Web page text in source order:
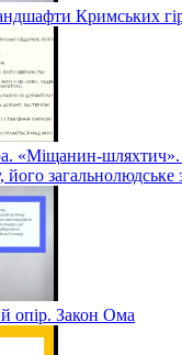
Кримських
«Міщанин-шляхтич».
його загальнолюдське
опір. Закон Ома